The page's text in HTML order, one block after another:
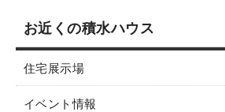
お近くの積水ハウス
住宅展示場
イベント情報